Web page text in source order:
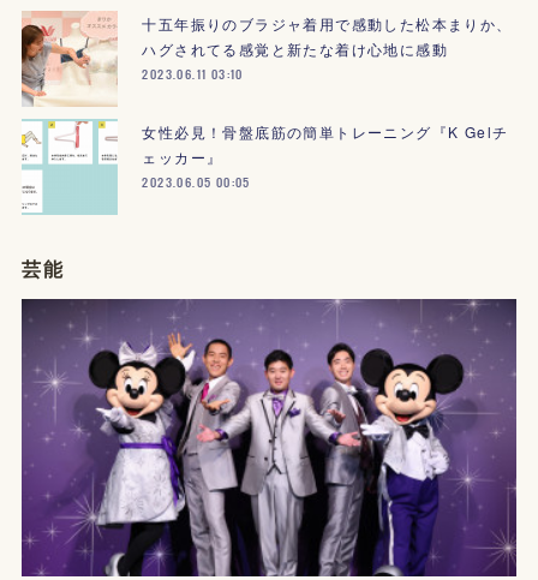
十五年振りのブラジャ着用で感動した松本まりか、
ハグされてる感覚と新たな着け心地に感動
2023.06.11 03:10
女性必見！骨盤底筋の簡単トレーニング『K Gelチ
ェッカー』
2023.06.05 00:05
芸能